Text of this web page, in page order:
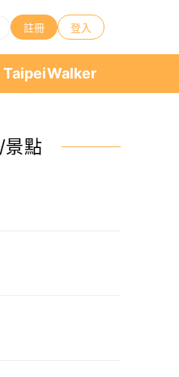
註冊 登入
TaipeiWalker
景點